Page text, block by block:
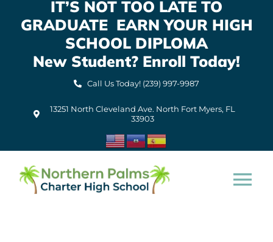
IT’S NOT TOO LATE TO
GRADUATE EARN YOUR HIGH
SCHOOL DIPLOMA
New Student? Enroll Today!
Call Us Today! (239) 997-9987
13251 North Cleveland Ave. North Fort Myers, FL
33903